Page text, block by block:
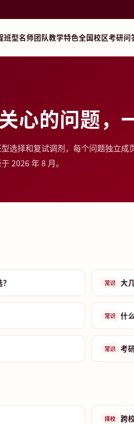
班型名师团队教学特色全国校区考研问
心的问题，
选择和复试调剂，每个问题独立成
2026 年 8 月。
常识 大
常识 什
常识 考
择校 跨